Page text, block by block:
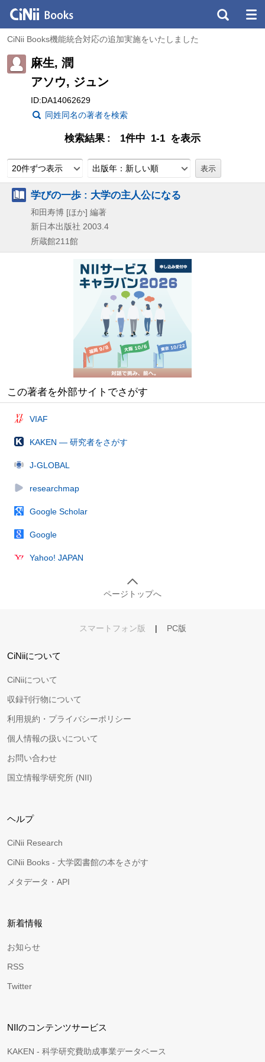
CiNii Books機能統合対応の追加実施をいたしました
麻生, 潤
アソウ, ジュン
ID:DA14062629
同姓同名の著者を検索
検索結果 1件中 1-1 を表示
20件ずつ表示 出版年：新しい順
学びの一歩 : 大学の主人公になる
和田寿博 [ほか] 編著
新日本出版社 2003.4
所蔵館211館
この著者を外部サイトでさがす
VIAF
KAKEN — 研究者をさがす
J-GLOBAL
researchmap
Google Scholar
Google
Yahoo! JAPAN
ページトップへ
スマートフォン版 | PC版
CiNiiについて
CiNiiについて
収録刊行物について
利用規約・プライバシーポリシー
個人情報の扱いについて
お問い合わせ
国立情報学研究所 (NII)
ヘルプ
CiNii Research
CiNii Books - 大学図書館の本をさがす
メタデータ・API
新着情報
お知らせ
RSS
Twitter
NIIのコンテンツサービス
KAKEN - 科学研究費助成事業データベース